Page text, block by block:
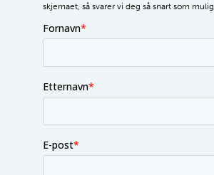
skjemaet, så svarer vi deg så snart som mulig.